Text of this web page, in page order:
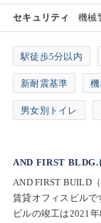
セキュリティ 機械
駅徒歩5分以内
新耐震基準
男女別トイレ
AND FIRST BLDG.
AND FIRST BUILD
賃貸オフィスビルで
ビルの竣工は2021